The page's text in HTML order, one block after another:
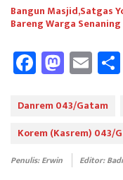
Bangun Masjid,Satgas
Bareng Warga
Fa
ce
b
oo
k
M
as
to
d
o
E
m
ail
Danrem 043/Gatam
Korem (Kasrem) 043/
Penulis: Erwin Editor: